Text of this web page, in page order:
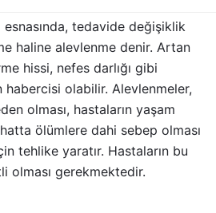
esnasında, tedavide değişiklik
haline alevlenme denir. Artan
hissi, nefes darlığı gibi
olabilir. Alevlenmeler,
olması, hastaların yaşam
ölümlere dahi sebep olması
tehlike yaratır. Hastaların bu
olması gerekmektedir.